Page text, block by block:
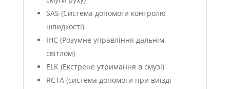
SAS (Система допомоги контролю
швидкості)
IHC (Розумне управління дальнім
світлом)
ELK (Екстрене утримання в смузі)
RCTA (система допомоги при виїзді